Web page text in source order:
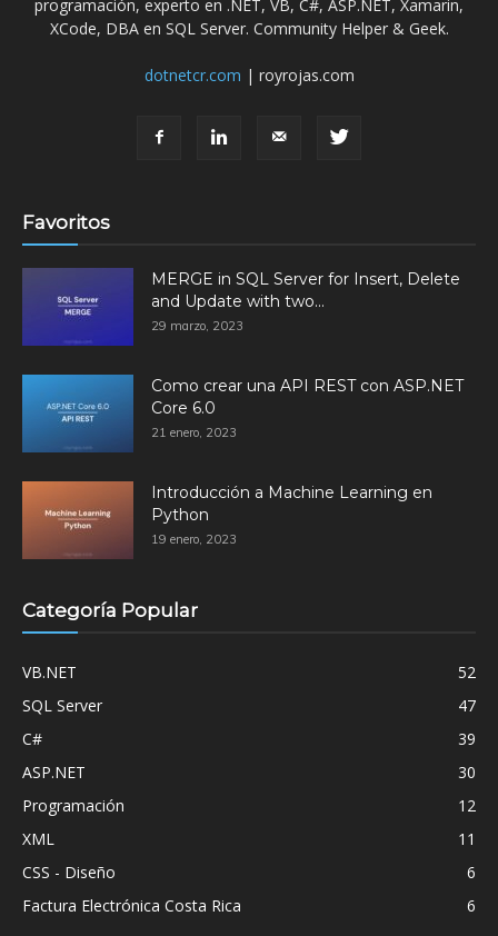
programación, experto en .NET, VB, C#, ASP.NET, Xamarin,
XCode, DBA en SQL Server. Community Helper & Geek.
dotnetcr.com | royrojas.com
Favoritos
MERGE in SQL Server for Insert, Delete
and Update with two...
29 marzo, 2023
Como crear una API REST con ASP.NET
Core 6.0
21 enero, 2023
Introducción a Machine Learning en
Python
19 enero, 2023
Categoría Popular
VB.NET
52
SQL Server
47
C#
39
ASP.NET
30
Programación
12
XML
11
CSS - Diseño
6
Factura Electrónica Costa Rica
6